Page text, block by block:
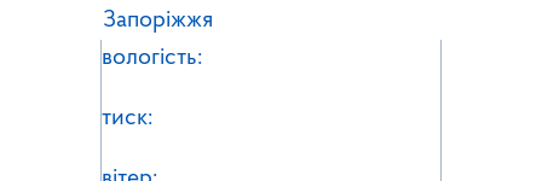
Запоріжжя
вологість:
тиск: